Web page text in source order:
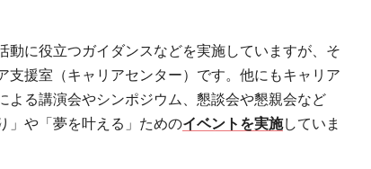
動に役立つガイダンスなどを実施していますが、そ
支援室（キャリアセンター）です。他にもキャリア
よる講演会やシンポジウム、懇談会や懇親会など
」や「夢を叶える」ためのイベントを実施していま